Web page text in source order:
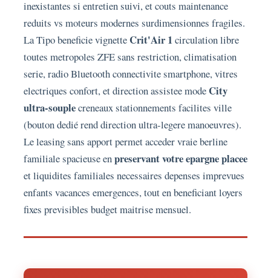
inexistantes si entretien suivi, et couts maintenance
reduits vs moteurs modernes surdimensionnes fragiles.
La Tipo beneficie vignette Crit'Air 1circulation libre
toutes metropoles ZFE sans restriction, climatisation
serie, radio Bluetooth connectivite smartphone, vitres
electriques confort, et direction assistee mode City
ultra-souplecreneaux stationnements facilites ville
(bouton dedié rend direction ultra-legere manoeuvres).
Le leasing sans apport permet acceder vraie berline
familiale spacieuse enpreservant votre epargne placee
et liquidites familiales necessaires depenses imprevues
enfants vacances emergences, tout en beneficiant loyers
fixes previsibles budget maitrise mensuel.